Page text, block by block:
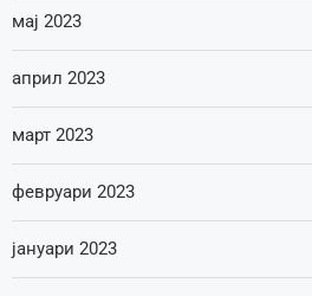
мај 2023
април 2023
март 2023
февруари 2023
јануари 2023